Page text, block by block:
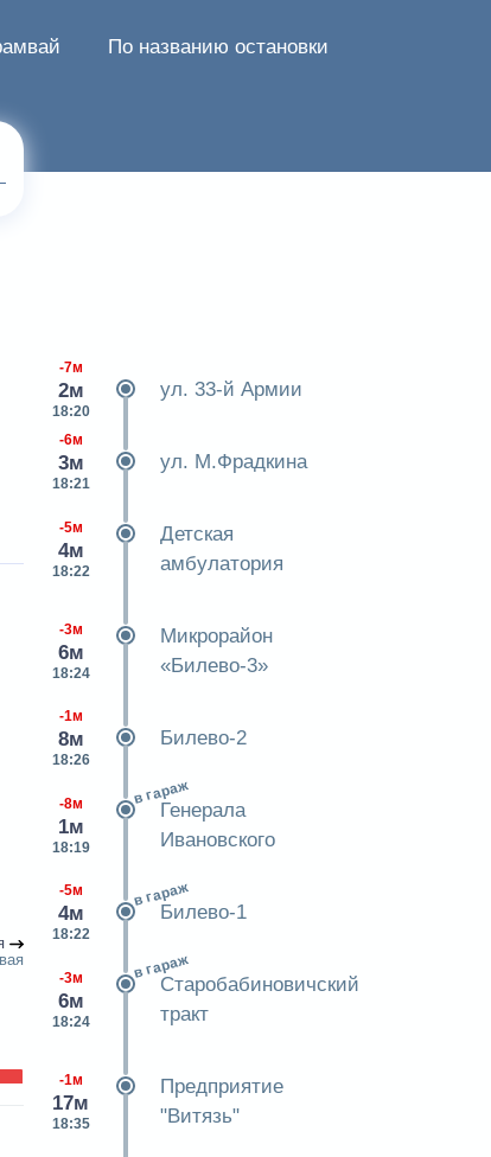
По названию остановки
-7м
2м
18:20
ул. 33-й Армии
-6м
3м
18:21
ул. М.Фрадкина
-5м
4м
18:22
Детская
амбулатория
-3м
6м
18:24
Микрорайон
«Билево-3»
-1м
8м
18:26
Билево-2
-8м
1м
18:19
в гараж
Генерала
Ивановского
-5м
4м
18:22
в гараж
Билево-1
-3м
6м
18:24
в гараж
Старобабиновичский
тракт
-1м
17м
18:35
Предприятие
"Витязь"